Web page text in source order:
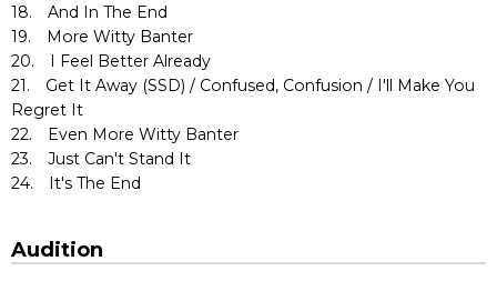
18. And In The End
19. More Witty Banter
20. I Feel Better Already
21. Get It Away (SSD) / Confused, Confusion / I'll Make You
Regret It
22. Even More Witty Banter
23. Just Can't Stand It
24. It's The End
Audition